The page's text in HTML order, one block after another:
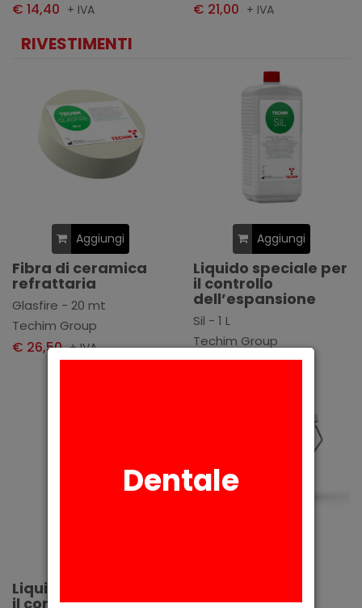
€ 14,40 + IVA € 21,00 + IVA
RIVESTIMENTI
Aggiungi
Fibra di ceramica
refrattaria
Glasfire - 20 mt
Techim Group
€ 26,50 + IVA
Aggiungi
Liquido speciale per
il controllo
dell’espansione
Sil - 1 L
Techim Group
€ 18,80 + IVA
Liquido speciale per
il controllo fosfatico
Dentale